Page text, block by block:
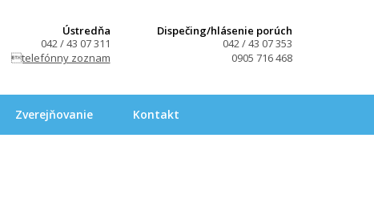
Ústredňa
042 / 43 07 311
telefónny zoznam
Dispečing/hlásenie porúch
042 / 43 07 353
0905 716 468
Zverejňovanie Kontakt